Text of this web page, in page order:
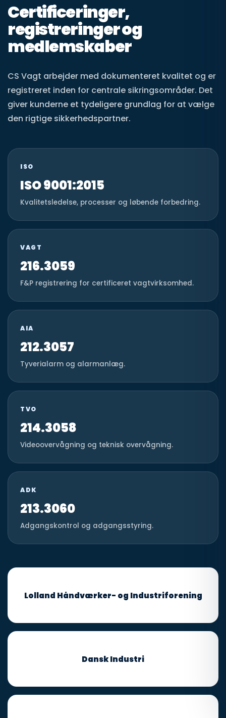
Certificeringer,
registreringer og
medlemskaber
CS Vagt arbejder med dokumenteret kvalitet og er
registreret inden for centrale sikringsområder. Det
giver kunderne et tydeligere grundlag for at vælge
den rigtige sikkerhedspartner.
ISO
ISO 9001:2015
Kvalitetsledelse, processer og løbende forbedring.
VAGT
216.3059
F&P registrering for certificeret vagtvirksomhed.
AIA
212.3057
Tyverialarm og alarmanlæg.
TVO
214.3058
Videoovervågning og teknisk overvågning.
ADK
213.3060
Adgangskontrol og adgangsstyring.
Lolland Håndværker- og Industriforening
Dansk Industri